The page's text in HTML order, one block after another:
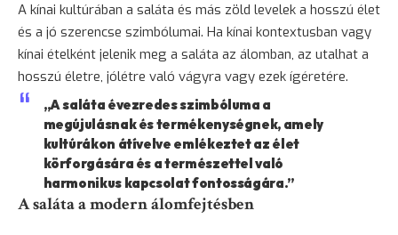
A kínai kultúrában a saláta és más zöld levelek a hosszú élet
és a jó szerencse szimbólumai. Ha kínai kontextusban vagy
kínai ételként jelenik meg a saláta az álomban, az utalhat a
hosszú életre, jólétre való vágyra vagy ezek ígéretére.
„A saláta évezredes szimbóluma a
megújulásnak és termékenységnek, amely
kultúrákon átívelve emlékeztet az élet
körforgására és a természettel való
harmonikus kapcsolat fontosságára.”
A saláta a modern álomfejtésben